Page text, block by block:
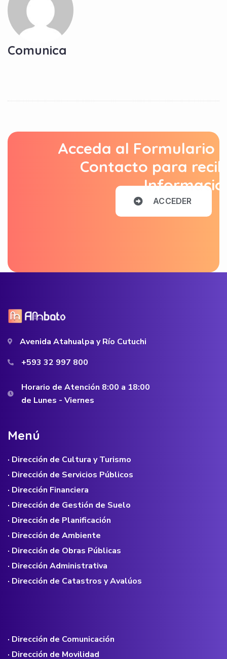
Comunica
Acceda al Formulario
Contacto para
ACCEDER
Avenida Atahualpa y Río Cutuchi
+593 32 997 800
Horario de Atención 8:00 a 18:00
de Lunes - Viernes
Menú
· Dirección de Cultura y Turismo
· Dirección de Servicios Públicos
· Dirección Financiera
· Dirección de Gestión de Suelo
· Dirección de Planificación
· Dirección de Ambiente
· Dirección de Obras Públicas
· Dirección Administrativa
· Dirección de Catastros y Avalúos
· Dirección de Comunicación
· Dirección de Movilidad